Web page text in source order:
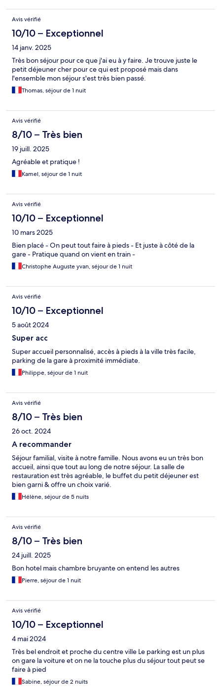
Avis vérifié
10/10 – Exceptionnel
14 janv. 2025
Très bon séjour pour ce que j'ai eu à y faire. Je trouve juste le
petit déjeuner cher pour ce qui est proposé mais dans
l'ensemble mon séjour s'est très bien passé.
Thomas, séjour de 1 nuit
Avis vérifié
8/10 – Très bien
19 juill. 2025
Agréable et pratique !
Kamel, séjour de 1 nuit
Avis vérifié
10/10 – Exceptionnel
10 mars 2025
Bien placé - On peut tout faire à pieds - Et juste à côté de la
gare - Pratique quand on vient en train -
Christophe Auguste yvan, séjour de 1 nuit
Avis vérifié
10/10 – Exceptionnel
5 août 2024
Super acc
Super accueil personnalisé, accès à pieds à la ville très facile,
parking de la gare à proximité immédiate.
Philippe, séjour de 1 nuit
Avis vérifié
8/10 – Très bien
26 oct. 2024
A recommander
Séjour familial, visite à notre famille. Nous avons eu un très bon
accueil, ainsi que tout au long de notre séjour. La salle de
restauration est très agréable, le buffet du petit déjeuner est
bien garni & offre un choix varié.
Hélène, séjour de 5 nuits
Avis vérifié
8/10 – Très bien
24 juill. 2025
Bon hotel mais chambre bruyante on entend les autres
Pierre, séjour de 1 nuit
Avis vérifié
10/10 – Exceptionnel
4 mai 2024
Très bel endroit et proche du centre ville Le parking est un plus
on gare la voiture et on ne la touche plus du séjour tout peut se
faire à pied
Sabine, séjour de 2 nuits